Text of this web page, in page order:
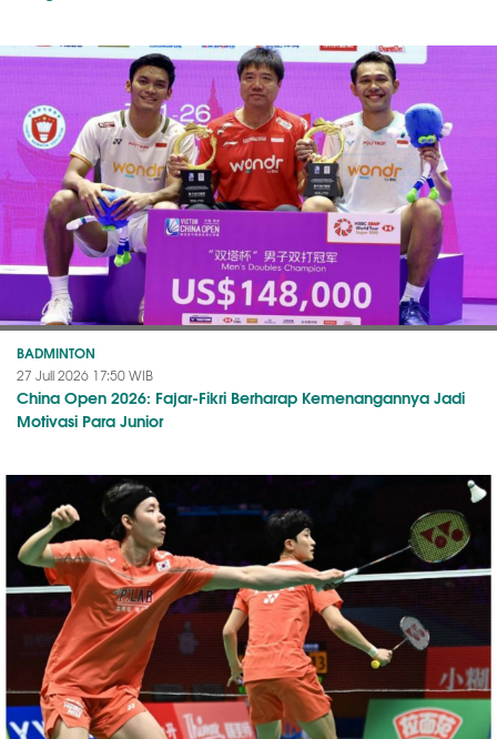
BADMINTON
27 Juli 2026 17:50 WIB
China Open 2026: Fajar-Fikri Berharap Kemenangannya Jadi
Motivasi Para Junior